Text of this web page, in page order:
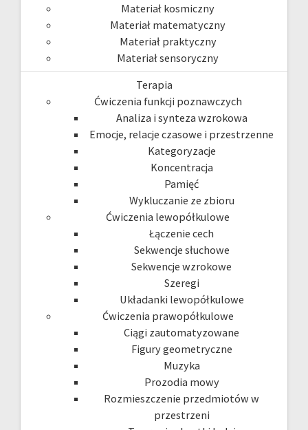
Materiał kosmiczny
Materiał matematyczny
Materiał praktyczny
Materiał sensoryczny
Terapia
Ćwiczenia funkcji poznawczych
Analiza i synteza wzrokowa
Emocje, relacje czasowe i przestrzenne
Kategoryzacje
Koncentracja
Pamięć
Wykluczanie ze zbioru
Ćwiczenia lewopółkulowe
Łączenie cech
Sekwencje słuchowe
Sekwencje wzrokowe
Szeregi
Układanki lewopółkulowe
Ćwiczenia prawopółkulowe
Ciągi zautomatyzowane
Figury geometryczne
Muzyka
Prozodia mowy
Rozmieszczenie przedmiotów w
przestrzeni